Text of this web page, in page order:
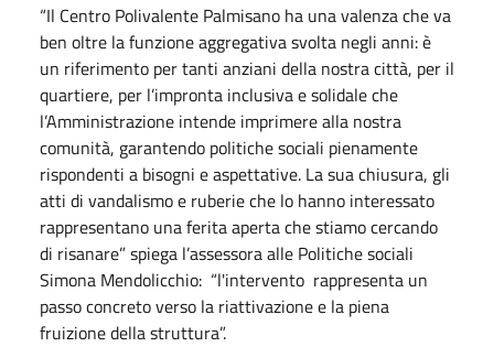
“Il Centro Polivalente Palmisano ha una valenza che va
ben oltre la funzione aggregativa svolta negli anni: è
un riferimento per tanti anziani della nostra città, per il
quartiere, per l’impronta inclusiva e solidale che
l’Amministrazione intende imprimere alla nostra
comunità, garantendo politiche sociali pienamente
rispondenti a bisogni e aspettative. La sua chiusura, gli
atti di vandalismo e ruberie che lo hanno interessato
rappresentano una ferita aperta che stiamo cercando
di risanare” spiega l’assessora alle Politiche sociali
Simona Mendolicchio: “l'intervento rappresenta un
passo concreto verso la riattivazione e la piena
fruizione della struttura”.